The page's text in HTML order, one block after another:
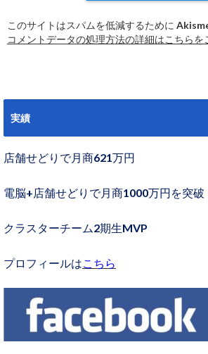
このサイトはスパムを低減するために
コメントデータの処理方法の詳細はこちらを
実績
店舗せどりで月商621万円
電脳+店舗せどりで月商1000万円を突破
クラスターチーム2期生MVP
プロフィールは こちら